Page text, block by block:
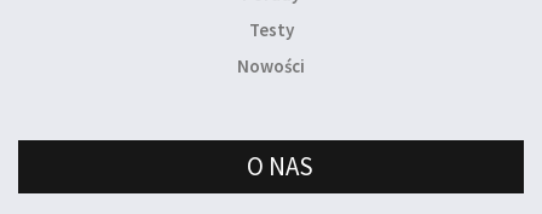
Testy
Nowości
O NAS